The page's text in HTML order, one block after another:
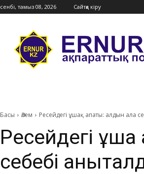
сенбі, тамыз 08, 2026 Сайтқа кіру
Ernur
Press
Басы Әлем Ресейдегі ұшақ апаты: алдын ала
Ресейдегі
себебі